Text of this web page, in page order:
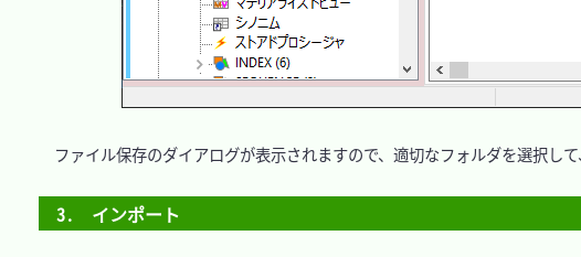
ファイル保存のダイアログが表示されますので、適切なフォルダを選択して
3.　インポート